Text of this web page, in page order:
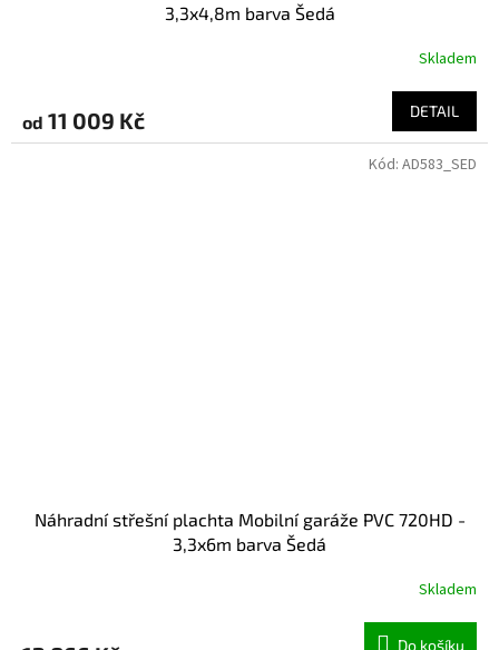
3,3x4,8m barva Šedá
Skladem
od 11 009 Kč DETAIL
Náhradní střešní plachta Mobilní garáže PVC 720HD -
3,3x6m barva Šedá
Skladem
Do košíku
Kód: AD583_SED